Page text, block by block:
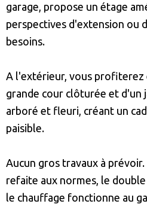
garage, propose un étage
perspectives d'extension ou
besoins.
A l'extérieur, vous profiterez
grande cour clôturée et d'un
arboré et fleuri, créant un
paisible.
Aucun gros travaux à
refaite aux normes, le
le chauffage fonctionne au